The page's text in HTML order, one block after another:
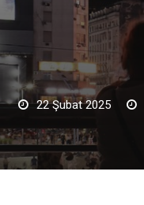
22 Şubat 2025